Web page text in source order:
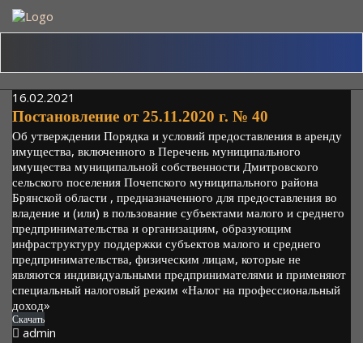
Skip
content
16.02.2021
Постановление от 25.11.2020 г. № 40
Об утверждении Порядка и условий предоставления в аренду
имущества, включенного в Перечень муниципального
имущества муниципальной собственности Дмитровского
сельского поселения Почепского муниципального района
Брянской области , предназначенного для предоставления во
владение и (или) в пользование субъектами малого и среднего
предпринимательства и организациям, образующим
инфраструктуру поддержки субъектов малого и среднего
предпринимательства, физическим лицам, которые не
являются индивидуальными предпринимателями и применяют
специальный налоговый режим «Налог на профессиональный
доход»
Скачать
admin